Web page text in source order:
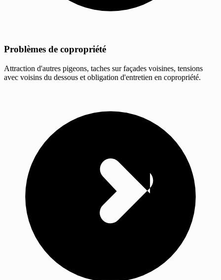
Problèmes de copropriété
Attraction d'autres pigeons, taches sur façades voisines, tensions
avec voisins du dessous et obligation d'entretien en copropriété.